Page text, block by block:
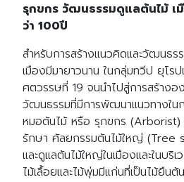
รุกขกร วัฒนธรรมดูแลต้นไม้
ว่า 100ปี
สำหรับการสร้างแนวคิดและวัฒนธร
เมืองมีมายาวนาน ในกลุ่มทวีป ยุโรป
ศตวรรษที่ 19 จนนำไปสู่การสร้างอ
วัฒนธรรมที่มีการพัฒนาแนวทางใน
หมอต้นไม้ หรือ รุกขกร (Arborist)
รักษา ศัลยกรรมต้นไม้ใหญ่ (Tree
และดูแลต้นไม้ใหญ่ในเมืองและในบ
ไม้เลื้อยและไม้พุ่มมีแก่นที่เป็นไม้ยืนต้น